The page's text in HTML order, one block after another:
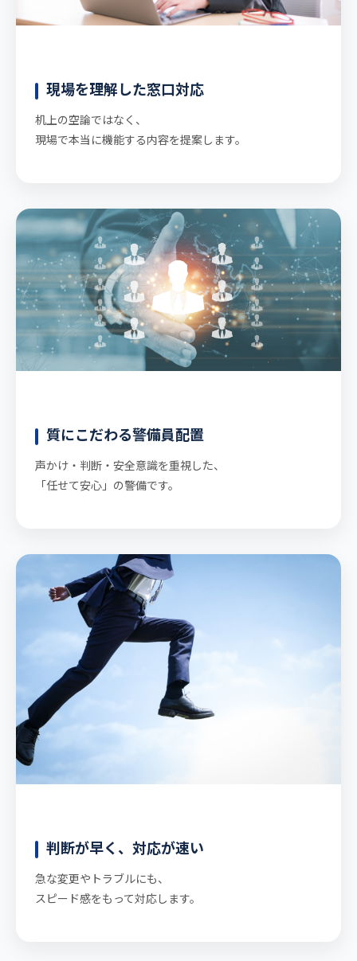
現場を理解した窓口対応
机上の空論ではなく、
現場で本当に機能する内容を提案します。
質にこだわる警備員配置
声かけ・判断・安全意識を重視した、
「任せて安心」の警備です。
判断が早く、対応が速い
急な変更やトラブルにも、
スピード感をもって対応します。